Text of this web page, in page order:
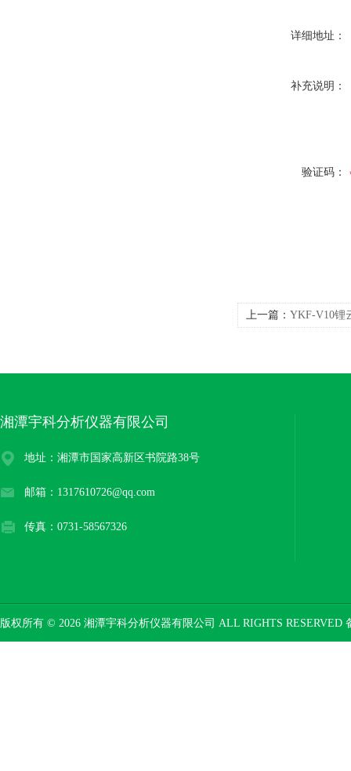
详细地址：
补充说明：
验证码：
上一篇： YKF-V10锂
湘潭宇科分析仪器有限公司
地址：湘潭市国家高新区书院路38号
邮箱：1317610726@qq.com
传真：0731-58567326
版权所有 © 2026 湘潭宇科分析仪器有限公司 ALL RIGHTS RESERVED